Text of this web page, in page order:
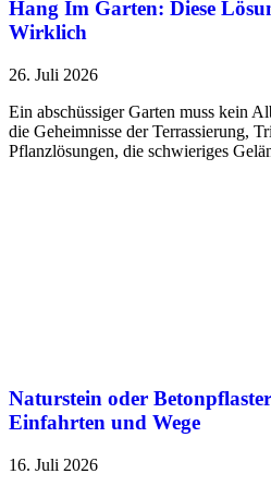
Hang Im Garten: Diese
Wirklich
26. Juli 2026
Ein abschüssiger Garten muss kein
die Geheimnisse der Terrassierung,
Pflanzlösungen, die schwieriges
Naturstein oder
Einfahrten und Wege
16. Juli 2026